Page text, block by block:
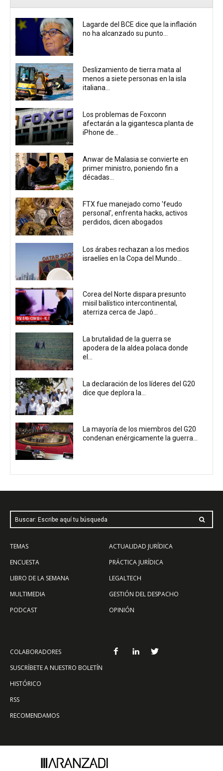
Lagarde del BCE dice que la inflación
no ha alcanzado su punto...
Deslizamiento de tierra mata al
menos a siete personas en la isla
italiana...
Los problemas de Foxconn
afectarán a la gigantesca planta de
iPhone de...
Anwar de Malasia se convierte en
primer ministro, poniendo fin a
décadas...
FTX fue manejado como 'feudo
personal', enfrenta hacks, activos
perdidos, dicen abogados
Los árabes rechazan a los medios
israelíes en la Copa del Mundo...
Corea del Norte dispara presunto
misil balístico intercontinental,
aterriza cerca de Japó...
La brutalidad de la guerra se
apodera de la aldea polaca donde
el...
La declaración de los líderes del G20
dice que deplora la...
La mayoría de los miembros del G20
condenan enérgicamente la guerra...
Buscar: Escribe aquí tu búsqueda
TEMAS
ENCUESTA
LIBRO DE LA SEMANA
MULTIMEDIA
PODCAST
ACTUALIDAD JURÍDICA
PRÁCTICA JURÍDICA
LEGALTECH
GESTIÓN DEL DESPACHO
OPINIÓN
COLABORADORES
SUSCRÍBETE A NUESTRO BOLETÍN
HISTÓRICO
RSS
RECOMENDAMOS